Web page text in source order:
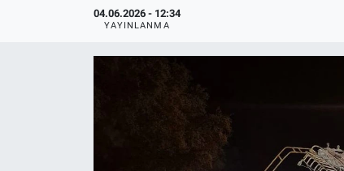
04.06.2026 - 12:34
YAYINLANMA